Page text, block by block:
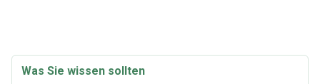
Was Sie wissen sollten